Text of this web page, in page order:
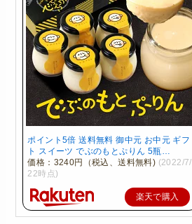
ポイント5倍 送料無料 御中元 お中元 ギフ
ト スイーツ でぶのもとぷりん 5瓶…
価格：3240円（税込、送料無料) (2022/7/
22時点)
楽天で購入